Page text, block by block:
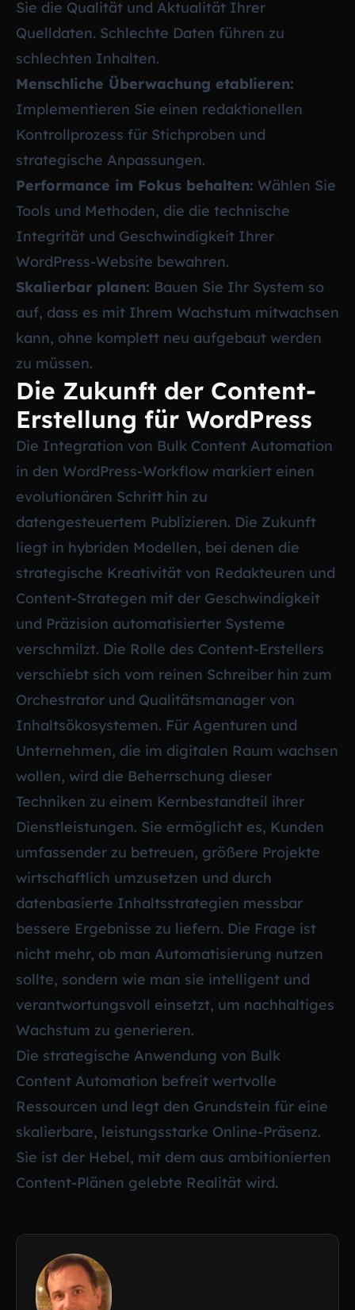
Sie die Qualität und Aktualität Ihrer
Quelldaten. Schlechte Daten führen zu
schlechten Inhalten.
Menschliche Überwachung etablieren:
Implementieren Sie einen redaktionellen
Kontrollprozess für Stichproben und
strategische Anpassungen.
Performance im Fokus behalten: Wählen Sie
Tools und Methoden, die die technische
Integrität und Geschwindigkeit Ihrer
WordPress-Website bewahren.
Skalierbar planen: Bauen Sie Ihr System so
auf, dass es mit Ihrem Wachstum mitwachsen
kann, ohne komplett neu aufgebaut werden
zu müssen.
Die Zukunft der Content-
Erstellung für WordPress
Die Integration von Bulk Content Automation
in den WordPress-Workflow markiert einen
evolutionären Schritt hin zu
datengesteuertem Publizieren. Die Zukunft
liegt in hybriden Modellen, bei denen die
strategische Kreativität von Redakteuren und
Content-Strategen mit der Geschwindigkeit
und Präzision automatisierter Systeme
verschmilzt. Die Rolle des Content-Erstellers
verschiebt sich vom reinen Schreiber hin zum
Orchestrator und Qualitätsmanager von
Inhaltsökosystemen. Für Agenturen und
Unternehmen, die im digitalen Raum wachsen
wollen, wird die Beherrschung dieser
Techniken zu einem Kernbestandteil ihrer
Dienstleistungen. Sie ermöglicht es, Kunden
umfassender zu betreuen, größere Projekte
wirtschaftlich umzusetzen und durch
datenbasierte Inhaltsstrategien messbar
bessere Ergebnisse zu liefern. Die Frage ist
nicht mehr, ob man Automatisierung nutzen
sollte, sondern wie man sie intelligent und
verantwortungsvoll einsetzt, um nachhaltiges
Wachstum zu generieren.
Die strategische Anwendung von Bulk
Content Automation befreit wertvolle
Ressourcen und legt den Grundstein für eine
skalierbare, leistungsstarke Online-Präsenz.
Sie ist der Hebel, mit dem aus ambitionierten
Content-Plänen gelebte Realität wird.